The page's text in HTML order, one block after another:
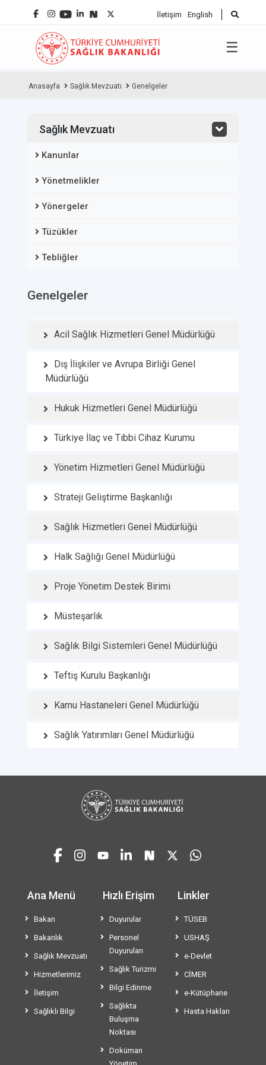
İletişim English
☰
Anasayfa Sağlık Mevzuatı Genelgeler
Sağlık Mevzuatı
Kanunlar
Yönetmelikler
Yönergeler
Tüzükler
Tebliğler
Genelgeler
Acil Sağlık Hizmetleri Genel Müdürlüğü
Dış İlişkiler ve Avrupa Birliği Genel
Müdürlüğü
Hukuk Hizmetleri Genel Müdürlüğü
Türkiye İlaç ve Tıbbi Cihaz Kurumu
Yönetim Hizmetleri Genel Müdürlüğü
Strateji Geliştirme Başkanlığı
Sağlık Hizmetleri Genel Müdürlüğü
Halk Sağlığı Genel Müdürlüğü
Proje Yönetim Destek Birimi
Müsteşarlık
Sağlık Bilgi Sistemleri Genel Müdürlüğü
Teftiş Kurulu Başkanlığı
Kamu Hastaneleri Genel Müdürlüğü
Sağlık Yatırımları Genel Müdürlüğü
Ana Menü
Bakan
Bakanlık
Sağlık Mevzuatı
Hizmetlerimiz
İletişim
Sağlıklı Bilgi
Hızlı Erişim
Duyurular
Personel
Duyuruları
Sağlık Turizmi
Bilgi Edinme
Sağlıkta
Buluşma
Noktası
Doküman
Linkler
TÜSEB
USHAŞ
e-Devlet
CİMER
e-Kütüphane
Hasta Hakları